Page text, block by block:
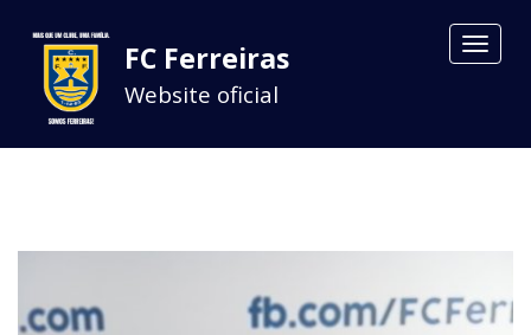
Toggle
FC Ferreiras
Website oficial